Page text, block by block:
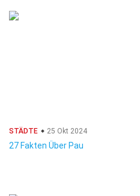
STÄDTE 25 Okt 2024
27 Fakten Über Pau